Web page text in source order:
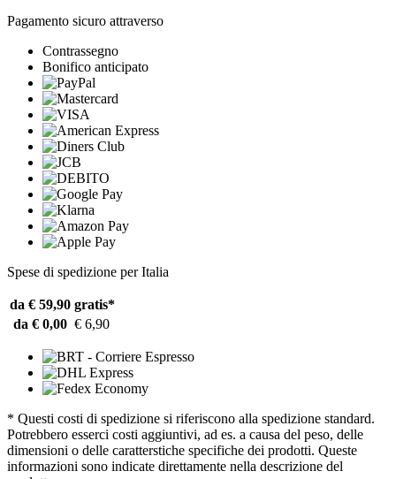
Pagamento sicuro attraverso
Contrassegno
Bonifico anticipato
Spese di spedizione per Italia
da € 59,90 gratis*
da € 0,00 € 6,90
* Questi costi di spedizione si riferiscono alla spedizione standard.
Potrebbero esserci costi aggiuntivi, ad es. a causa del peso, delle
dimensioni o delle caratterstiche specifiche dei prodotti. Queste
informazioni sono indicate direttamente nella descrizione del